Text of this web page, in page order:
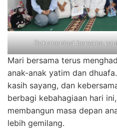
Dokumentasi bersama
Mari bersama terus
anak-anak yatim dan
kasih sayang, dan
berbagi kebahagiaan hari
membangun masa depan
lebih gemilang.